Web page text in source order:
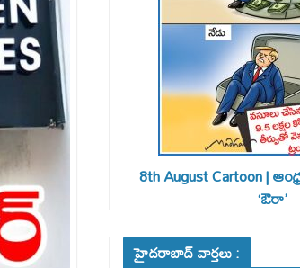
8th August Cartoon |
‘ఔరా’
హైదరాబాద్ వార్తలు :